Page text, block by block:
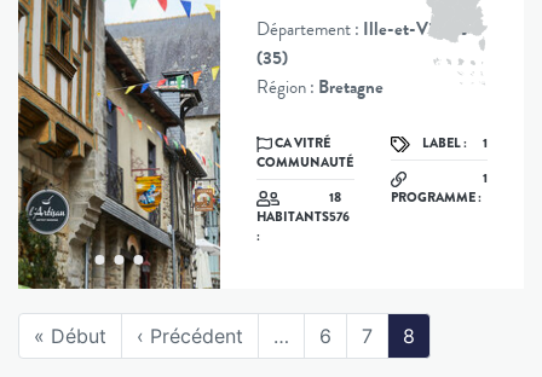
Département : Ille-et-Vilaine
(35)
Région : Bretagne
CA VITRÉ
COMMUNAUTÉ
HABITANTS
:
18
576
LABEL : 1
PROGRAMME :
1
« Début ‹ Précédent … 6 7 8